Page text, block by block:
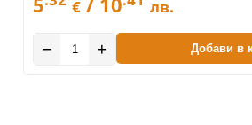
€ лв.
− + Добави в